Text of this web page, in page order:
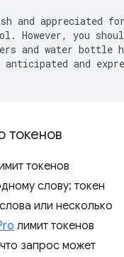
and appreciated
However, you
and water bottle
and
токенов
токенов
слову; токен
или несколько
лимит токенов
запрос может